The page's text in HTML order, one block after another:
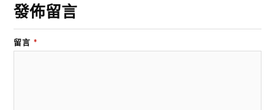
發佈留言
留言 *